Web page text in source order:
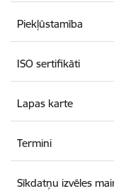
Piekļūstamība
ISO sertifikāti
Lapas karte
Termini
Sīkdatņu izvēles